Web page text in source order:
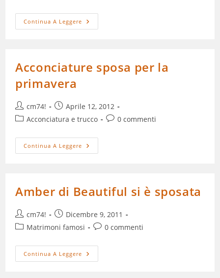
Continua A Leggere Acconciatura
E
Acconciature sposa per la
primavera
Autore
dell'articolo:
cm74!
Articolo
pubblicato:
Aprile 12, 2012
Categoria
Acconciatura e trucco
Commenti
0 commenti
Continua A Leggere Acconciature
Sposa
Amber di Beautiful si è sposata
Autore
dell'articolo:
cm74!
Articolo
pubblicato:
Dicembre 9, 2011
Categoria
Matrimoni famosi
Commenti
0 commenti
Continua A Leggere Amber
Di